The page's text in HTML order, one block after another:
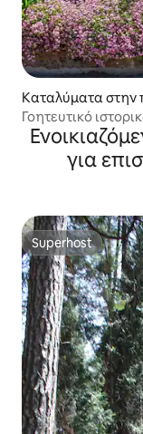
Καταλύματα στην
Γοητευτικό
για
Superhost
Superhost